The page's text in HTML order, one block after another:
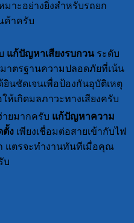
มาะอย่างยิ่งสำหรับรถยก
ค้าครับ
แก้ปัญหาเสียงรบกวนระดับ
มาตรฐานความปลอดภัยที่เน้น
นชัดเจนเพื่อป้องกันอุบัติเหตุ
ห้เกิดมลภาวะทางเสียงครับ
ายมากครับ แก้ปัญหาความ
ตั้ง เพียงเชื่อมต่อสายเข้ากับไฟ
แตรจะทำงานทันทีเมื่อคุณ
บ